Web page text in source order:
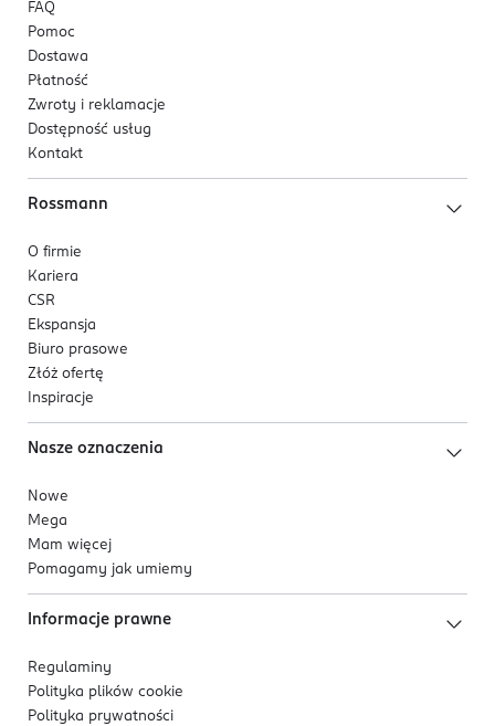
FAQ
Pomoc
Dostawa
Płatność
Zwroty i reklamacje
Dostępność usług
Kontakt
Rossmann
O firmie
Kariera
CSR
Ekspansja
Biuro prasowe
Złóż ofertę
Inspiracje
Nasze oznaczenia
Nowe
Mega
Mam więcej
Pomagamy jak umiemy
Informacje prawne
Regulaminy
Polityka plików cookie
Polityka prywatności